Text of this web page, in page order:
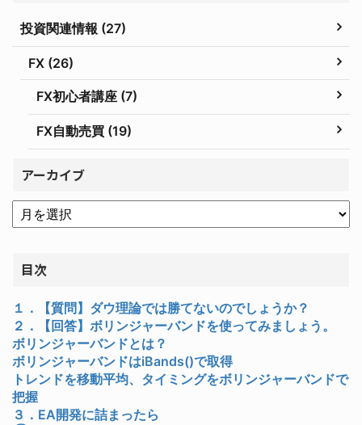
投資関連情報 (27)
FX (26)
FX初心者講座 (7)
FX自動売買 (19)
アーカイブ
目次
１．【質問】ダウ理論では勝てないのでしょうか？
２．【回答】ボリンジャーバンドを使ってみましょう。
ボリンジャーバンドとは？
ボリンジャーバンドはiBands()で取得
トレンドを移動平均、タイミングをボリンジャーバンドで
把握
３．EA開発に詰まったら